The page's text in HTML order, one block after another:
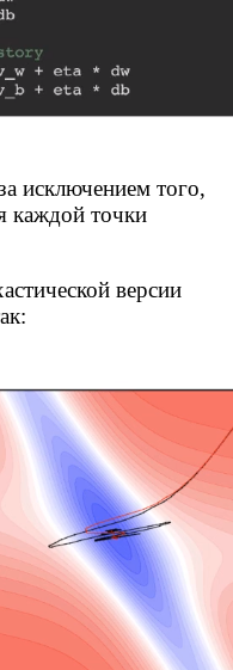
исключением того,
каждой точки
версии